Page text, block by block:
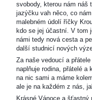
svobody, kterou nám náš
jazýčku vah něco, co
malebném údolí říčky
kdo se jej účastní. V tom
námi tedy nová cesta a
další studnicí nových
Za naše vedoucí a
naplňuje rodina, přátelé
na nic sami a máme
ale je na každém z nás,
Krásné Vánoce a šťastný